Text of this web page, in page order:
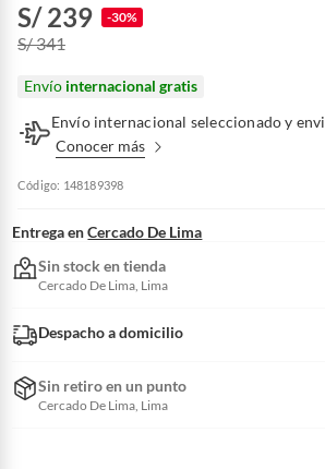
S/ 239 -30%
S/ 341
Envío internacional gratis
Envío internacional seleccionado y
Conocer más
Código: 148189398
Entrega en Cercado De Lima
Sin stock en tienda
Cercado De Lima, Lima
Despacho a domicilio
Sin retiro en un punto
Cercado De Lima, Lima